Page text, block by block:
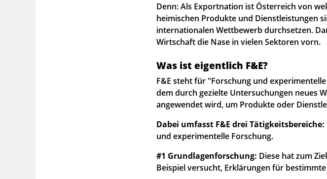
Denn: Als Exportnation ist Österreich von
heimischen Produkte und Dienstleistungen
internationalen Wettbewerb durchsetzen.
Wirtschaft die Nase in vielen Sektoren vorn.
Was ist eigentlich F&E?
F&E steht für "Forschung und
dem durch gezielte Untersuchungen neues
angewendet wird, um Produkte oder
Dabei umfasst F&E drei Tätigkeitsbereiche:
und experimentelle Forschung.
#1 Grundlagenforschung: Diese hat zum
Beispiel versucht, Erklärungen für